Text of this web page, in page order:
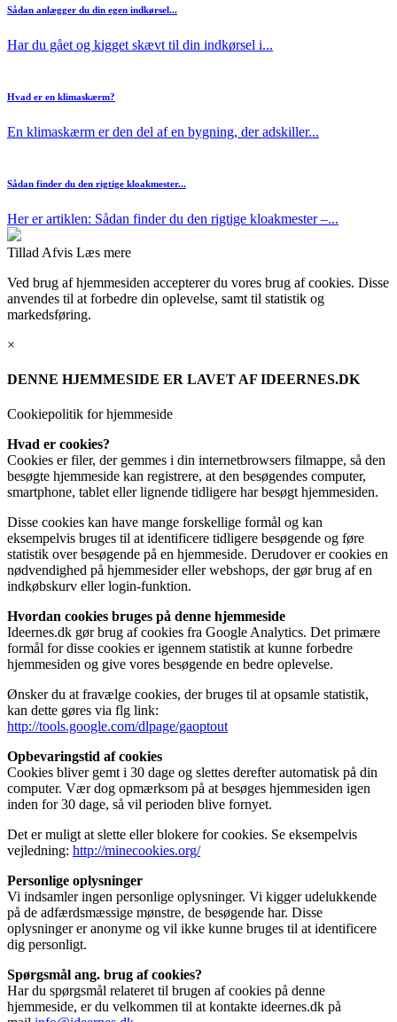
Sådan anlægger du din egen indkørsel...
Har du gået og kigget skævt til din indkørsel i...
Hvad er en klimaskærm?
En klimaskærm er den del af en bygning, der adskiller...
Sådan finder du den rigtige kloakmester...
Her er artiklen: Sådan finder du den rigtige kloakmester –...
Tillad Afvis Læs mere
Ved brug af hjemmesiden accepterer du vores brug af cookies. Disse
anvendes til at forbedre din oplevelse, samt til statistik og
markedsføring.
×
DENNE HJEMMESIDE ER LAVET AF IDEERNES.DK
Cookiepolitik for hjemmeside
Hvad er cookies?
Cookies er filer, der gemmes i din internetbrowsers filmappe, så den
besøgte hjemmeside kan registrere, at den besøgendes computer,
smartphone, tablet eller lignende tidligere har besøgt hjemmesiden.
Disse cookies kan have mange forskellige formål og kan
eksempelvis bruges til at identificere tidligere besøgende og føre
statistik over besøgende på en hjemmeside. Derudover er cookies en
nødvendighed på hjemmesider eller webshops, der gør brug af en
indkøbskurv eller login-funktion.
Hvordan cookies bruges på denne hjemmeside
Ideernes.dk gør brug af cookies fra Google Analytics. Det primære
formål for disse cookies er igennem statistik at kunne forbedre
hjemmesiden og give vores besøgende en bedre oplevelse.
Ønsker du at fravælge cookies, der bruges til at opsamle statistik,
kan dette gøres via flg link:
http://tools.google.com/dlpage/gaoptout
Opbevaringstid af cookies
Cookies bliver gemt i 30 dage og slettes derefter automatisk på din
computer. Vær dog opmærksom på at besøges hjemmesiden igen
inden for 30 dage, så vil perioden blive fornyet.
Det er muligt at slette eller blokere for cookies. Se eksempelvis
vejledning: http://minecookies.org/
Personlige oplysninger
Vi indsamler ingen personlige oplysninger. Vi kigger udelukkende
på de adfærdsmæssige mønstre, de besøgende har. Disse
oplysninger er anonyme og vil ikke kunne bruges til at identificere
dig personligt.
Spørgsmål ang. brug af cookies?
Har du spørgsmål relateret til brugen af cookies på denne
hjemmeside, er du velkommen til at kontakte ideernes.dk på